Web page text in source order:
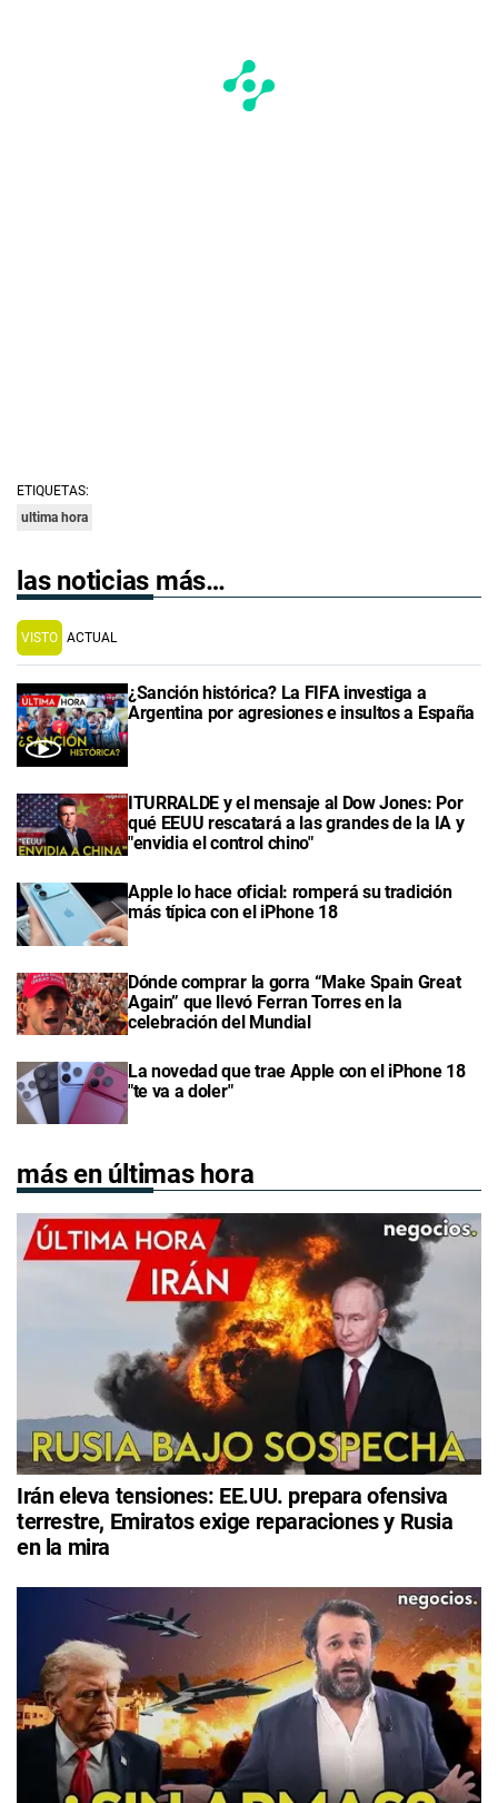
ETIQUETAS:
ultima hora
las noticias más…
VISTO ACTUAL
¿Sanción histórica? La FIFA investiga a
Argentina por agresiones e insultos a España
ITURRALDE y el mensaje al Dow Jones: Por
qué EEUU rescatará a las grandes de la IA y
"envidia el control chino"
Apple lo hace oficial: romperá su tradición
más típica con el iPhone 18
Dónde comprar la gorra “Make Spain Great
Again” que llevó Ferran Torres en la
celebración del Mundial
La novedad que trae Apple con el iPhone 18
"te va a doler"
más en últimas hora
Irán eleva tensiones: EE.UU. prepara ofensiva
terrestre, Emiratos exige reparaciones y Rusia
en la mira